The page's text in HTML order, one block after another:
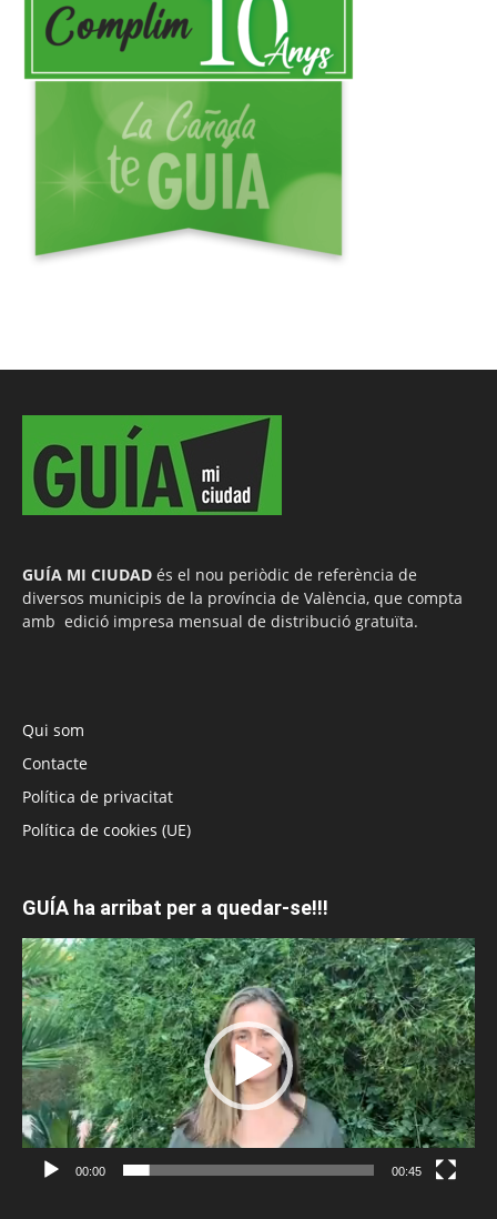
GUÍA MI CIUDAD és el nou periòdic de referència de
diversos municipis de la província de València, que compta
amb edició impresa mensual de distribució gratuïta.
Qui som
Contacte
Política de privacitat
Política de cookies (UE)
GUÍA ha arribat per a quedar-se!!!
Reproductor
de
vídeo
00:00 00:45